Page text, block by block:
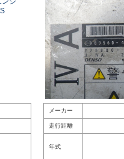
メーカー
走行距離
年式